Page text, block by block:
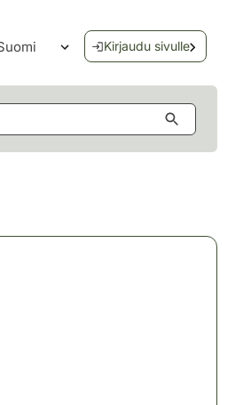
Avaa kielivalikko
Kirjaudu sivulle